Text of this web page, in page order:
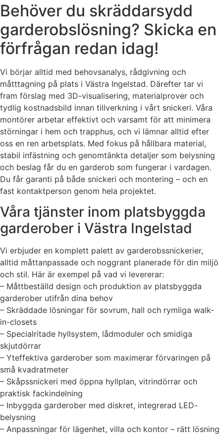
Behöver du skräddarsydd
garderobslösning? Skicka en
förfrågan redan idag!
Vi börjar alltid med behovsanalys, rådgivning och
måtttagning på plats i Västra Ingelstad. Därefter tar vi
fram förslag med 3D-visualisering, materialprover och
tydlig kostnadsbild innan tillverkning i vårt snickeri. Våra
montörer arbetar effektivt och varsamt för att minimera
störningar i hem och trapphus, och vi lämnar alltid efter
oss en ren arbetsplats. Med fokus på hållbara material,
stabil infästning och genomtänkta detaljer som belysning
och beslag får du en garderob som fungerar i vardagen.
Du får garanti på både snickeri och montering – och en
fast kontaktperson genom hela projektet.
Våra tjänster inom platsbyggda
garderober i Västra Ingelstad
Vi erbjuder en komplett palett av garderobssnickerier,
alltid måttanpassade och noggrant planerade för din miljö
och stil. Här är exempel på vad vi levererar:
– Måttbeställd design och produktion av platsbyggda
garderober utifrån dina behov
– Skräddade lösningar för sovrum, hall och rymliga walk-
in-closets
– Specialritade hyllsystem, lådmoduler och smidiga
skjutdörrar
– Yteffektiva garderober som maximerar förvaringen på
små kvadratmeter
– Skåpssnickeri med öppna hyllplan, vitrindörrar och
praktisk fackindelning
– Inbyggda garderober med diskret, integrerad LED-
belysning
– Anpassningar för lägenhet, villa och kontor – rätt lösning